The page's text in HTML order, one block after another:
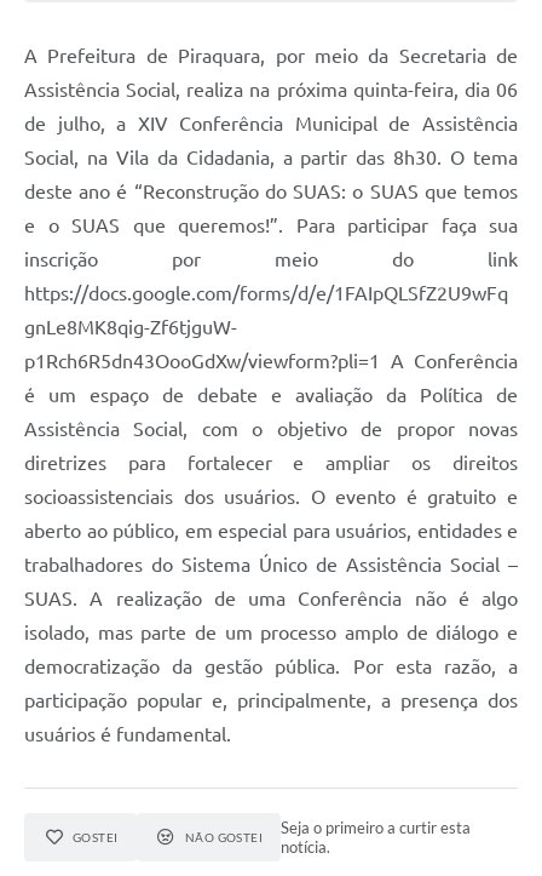
A Prefeitura de Piraquara, por meio da Secretaria de
Assistência Social, realiza na próxima quinta-feira, dia 06
de julho, a XIV Conferência Municipal de Assistência
Social, na Vila da Cidadania, a partir das 8h30. O tema
deste ano é “Reconstrução do SUAS: o SUAS que temos
e o SUAS que queremos!”. Para participar faça sua
inscrição por meio do link
https://docs.google.com/forms/d/e/1FAIpQLSfZ2U9wFq
gnLe8MK8qig-Zf6tjguW-
p1Rch6R5dn43OooGdXw/viewform?pli=1 A Conferência
é um espaço de debate e avaliação da Política de
Assistência Social, com o objetivo de propor novas
diretrizes para fortalecer e ampliar os direitos
socioassistenciais dos usuários. O evento é gratuito e
aberto ao público, em especial para usuários, entidades e
trabalhadores do Sistema Único de Assistência Social –
SUAS. A realização de uma Conferência não é algo
isolado, mas parte de um processo amplo de diálogo e
democratização da gestão pública. Por esta razão, a
participação popular e, principalmente, a presença dos
usuários é fundamental.
GOSTEI NÃO GOSTEI
Seja o primeiro a curtir esta
notícia.